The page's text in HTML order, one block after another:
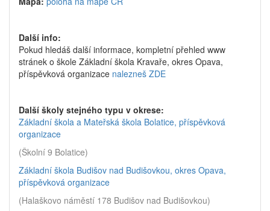
Další info:
Pokud hledáš další informace, kompletní přehled www
stránek o škole Základní škola Kravaře, okres Opava,
příspěvková organizace nalezneš ZDE
Další školy stejného typu v okrese:
Základní škola a Mateřská škola Bolatice, příspěvková
organizace
(Školní 9 Bolatice)
Základní škola Budišov nad Budišovkou, okres Opava,
příspěvková organizace
(Halaškovo náměstí 178 Budišov nad Budišovkou)